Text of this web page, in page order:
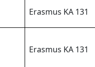
Erasmus KA 131
Erasmus KA 131